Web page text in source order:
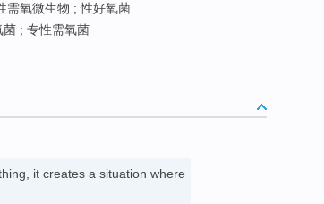
需氧微生物 ; 性好氧菌
; 专性需氧菌
it creates a situation where